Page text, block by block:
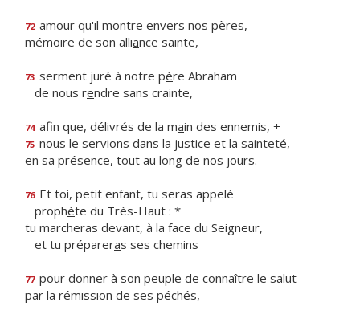
72 amour qu'il montre envers nos pères,
mémoire de son alliance sainte,
73 serment juré à notre père Abraham
de nous rendre sans crainte,
74 afin que, délivrés de la main des ennemis, +
75 nous le servions dans la justice et la sainteté,
en sa présence, tout au long de nos jours.
76 Et toi, petit enfant, tu seras appelé
prophète du Très-Haut : *
tu marcheras devant, à la face du Seigneur,
et tu prépareras ses chemins
77 pour donner à son peuple de connaître le salut
par la rémission de ses péchés,